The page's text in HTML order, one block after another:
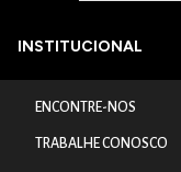
INSTITUCIONAL
ENCONTRE-NOS
TRABALHE CONOSCO